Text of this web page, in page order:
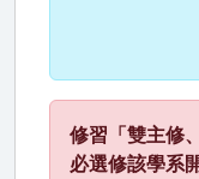
修習「雙主修
必選修該學系